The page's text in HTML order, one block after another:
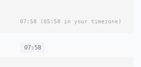
07:58 (05:58 in your timezone)
07:58